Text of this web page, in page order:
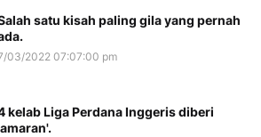
satu kisah paling gila yang pernah
03/2022 07:07:00 pm
kelab Liga Perdana Inggeris diberi